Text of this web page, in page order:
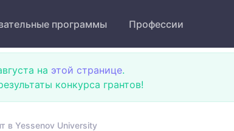
программы Профессии
на этой странице.
конкурса грантов!
в Yessenov University